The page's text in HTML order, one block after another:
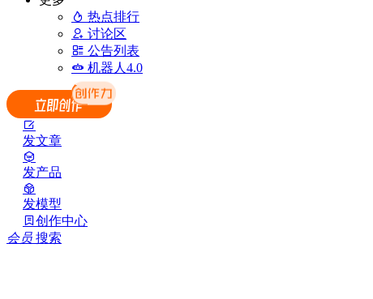
热点排行
讨论区
公告列表
机器人4.0
发文章
发产品
发模型
创作中心
会员 搜索